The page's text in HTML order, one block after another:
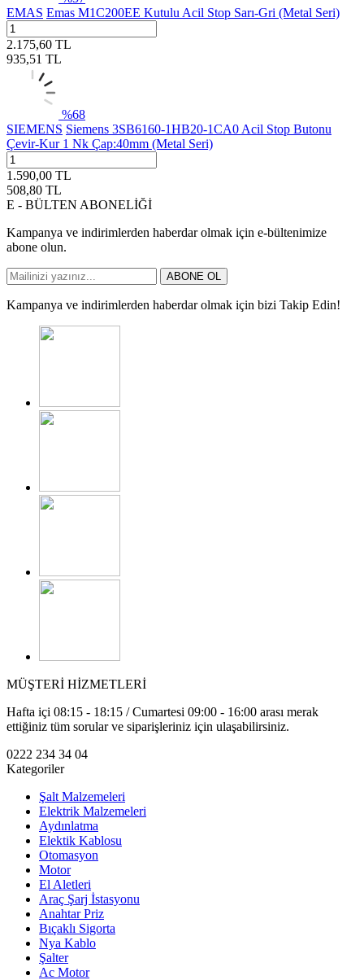
EMAS Emas M1C200EE Kutulu Acil Stop Sarı-Gri (Metal Seri)
2.175,60 TL
935,51 TL
%68
SIEMENS Siemens 3SB6160-1HB20-1CA0 Acil Stop Butonu
Çevir-Kur 1 Nk Çap:40mm (Metal Seri)
1.590,00 TL
508,80 TL
E - BÜLTEN ABONELİĞİ
Kampanya ve indirimlerden haberdar olmak için e-bültenimize
abone olun.
ABONE OL
Kampanya ve indirimlerden haberdar olmak için bizi Takip Edin!
MÜŞTERİ HİZMETLERİ
Hafta içi 08:15 - 18:15 / Cumartesi 09:00 - 16:00 arası merak
ettiğiniz tüm sorular ve siparişleriniz için ulaşabilirsiniz.
0222 234 34 04
Kategoriler
Şalt Malzemeleri
Elektrik Malzemeleri
Aydınlatma
Elektik Kablosu
Otomasyon
Motor
El Aletleri
Araç Şarj İstasyonu
Anahtar Priz
Bıçaklı Sigorta
Nya Kablo
Şalter
Ac Motor